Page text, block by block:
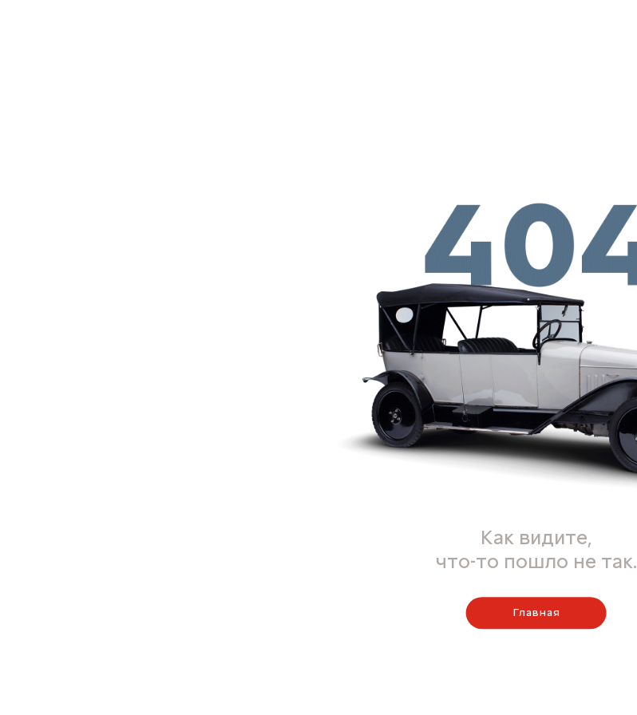
Как видите,
что-то пошло не так.
Главная